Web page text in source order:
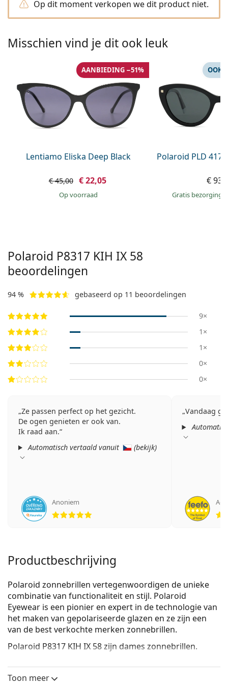
Persol
Alle merken
Op dit moment verkopen we dit product niet.
Misschien vind je dit ook leuk
Lentiamo Eliska Deep Black
AANBIEDING −51%
€ 45,00 € 22,05
op voorraad
Polaroid PLD
OOK
€
Gratis bezorging
Polaroid P8317 KIH IX 58
beoordelingen
94 % gebaseerd op 11 beoordelingen
9×
1×
1×
0×
0×
Ze passen perfect op het gezicht.
De ogen genieten er ook van.
Ik raad aan.
Automatisch vertaald vanuit
(bekijk)
Anoniem
Vandaag
Productbeschrijving
Polaroid zonnebrillen vertegenwoordigen de unieke
combinatie van functionaliteit en stijl. Polaroid
Eyewear is een pionier en expert in de technologie van
het maken van gepolariseerde glazen en ze zijn een
van de best verkochte merken zonnebrillen.
Polaroid P8317 KIH IX 58zijn dames zonnebrillen.
On functie van Lentiamo.
Toon meer